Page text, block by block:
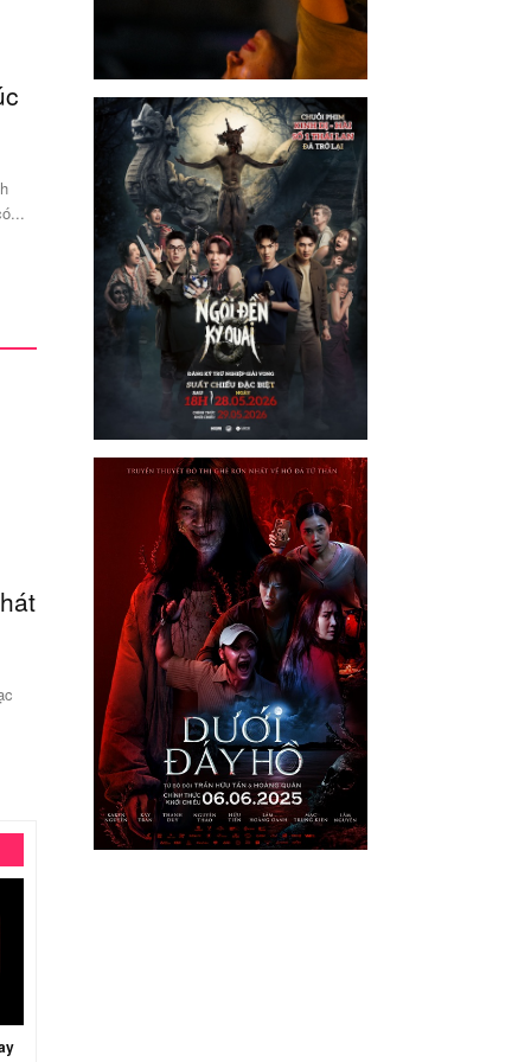
Thời trang Elise công bố ra mắt chính
thức dòng sản...
BAN BIÊN TẬP-12/05/2026
Thương hiệu thời trang Elise chính thức ra mắt ELISE URBAN,
dòng sản phẩm chiến lược đánh dấu bước chuyển mình quan
trọng trong hành...
Vũ Trụ “SAY HI” – DATVIETVAC khuấy
động lễ khai mạc...
BAN BIÊN TẬP-30/03/2026
Lễ khai mạc Năm Du lịch Quốc gia 2026 tại Gia Lai chính thức
diễn ra, mang đến một đêm nghệ thuật quy mô lớn...